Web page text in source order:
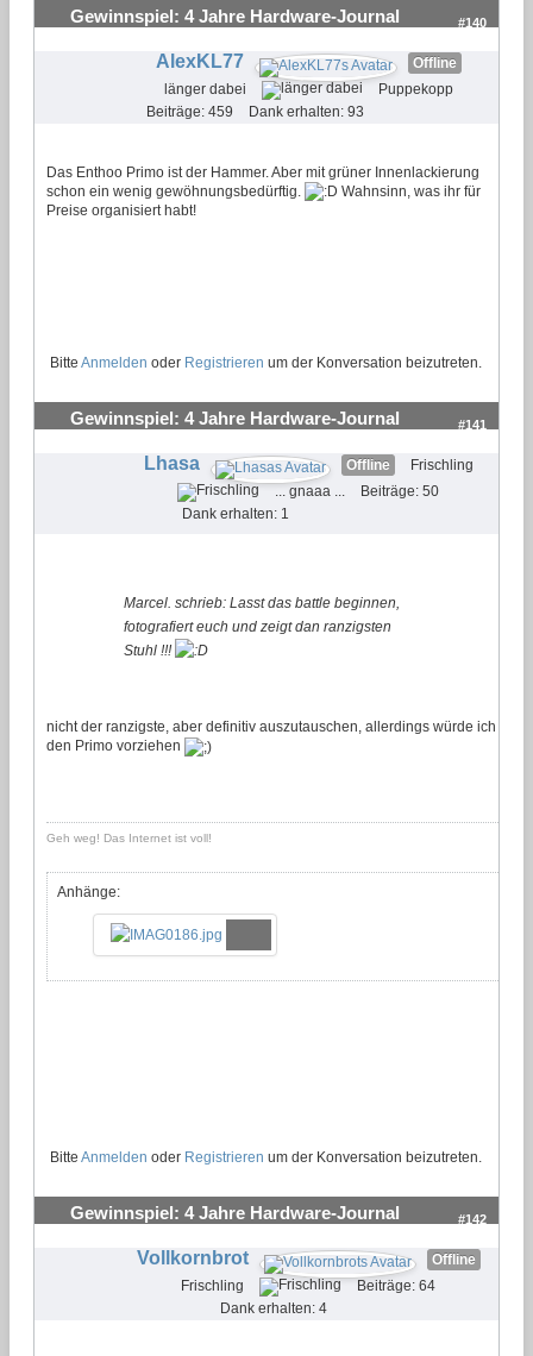
Gewinnspiel: 4 Jahre Hardware-Journal #140
AlexKL77
Offline
länger dabei
Puppekopp
Beiträge: 459
Dank erhalten: 93
Das Enthoo Primo ist der Hammer. Aber mit grüner Innenlackierung
schon ein wenig gewöhnungsbedürftig.
Wahnsinn, was ihr für
Preise organisiert habt!
Bitte Anmelden oder Registrieren um der Konversation beizutreten.
Gewinnspiel: 4 Jahre Hardware-Journal #141
Lhasa Offline
Frischling
... gnaaa ...
Beiträge: 50
Dank erhalten: 1
Marcel. schrieb: Lasst das battle beginnen,
fotografiert euch und zeigt dan ranzigsten
Stuhl !!!
nicht der ranzigste, aber definitiv auszutauschen, allerdings würde ich
den Primo vorziehen
Geh weg! Das Internet ist voll!
Anhänge:
Bitte Anmelden oder Registrieren um der Konversation beizutreten.
Gewinnspiel: 4 Jahre Hardware-Journal #142
Vollkornbrot
Offline
Frischling
Beiträge: 64
Dank erhalten: 4